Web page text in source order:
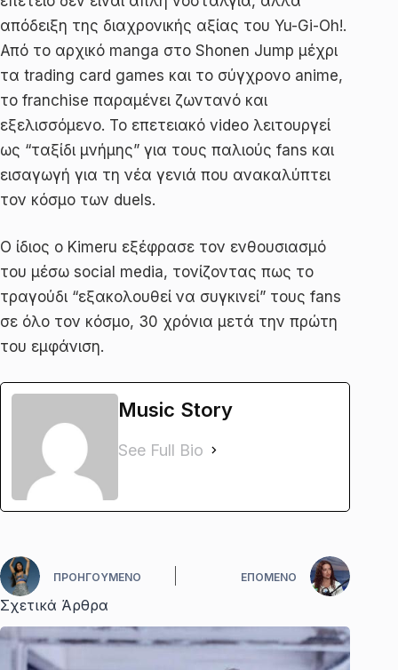
απόδειξη της διαχρονικής αξίας του Yu-Gi-Oh!.
Από το αρχικό manga στο Shonen Jump μέχρι
τα trading card games και το σύγχρονο anime,
το franchise παραμένει ζωντανό και
εξελισσόμενο. Το επετειακό video λειτουργεί
ως “ταξίδι μνήμης” για τους παλιούς fans και
εισαγωγή για τη νέα γενιά που ανακαλύπτει
τον κόσμο των duels.
Ο ίδιος ο Kimeru εξέφρασε τον ενθουσιασμό
του μέσω social media, τονίζοντας πως το
τραγούδι “εξακολουθεί να συγκινεί” τους fans
σε όλο τον κόσμο, 30 χρόνια μετά την πρώτη
του εμφάνιση.
Music Story
See Full Bio
ΠΡΟΗΓΟΎΜΕΝΟ ΕΠΌΜΕΝΟ
Σχετικά Άρθρα